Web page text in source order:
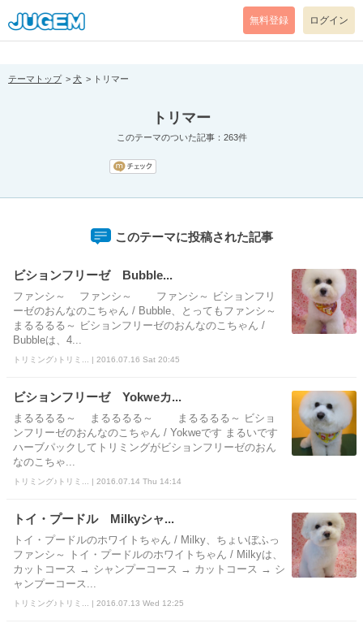
[pear_error: message="Success" code=0 mode=return level=notice
prefix="" info=""]
無料登録 ログイン
テーマトップ 犬 トリマー
トリマー
このテーマのついた記事：263件
このテーマに投稿された記事
ビションフリーゼ Bubble...
ファンシ～ ファンシ～ ファンシ～ ビションフリ
ーゼのおんなのこちゃん / Bubble、とってもファンシ～
まるるるる～ ビションフリーゼのおんなのこちゃん /
Bubbleは、4...
トリミング♪トリミ... | 2016.07.16 Sat 20:45
ビションフリーゼ Yokweカ...
まるるるる～ まるるるる～ まるるるる～ ビショ
ンフリーゼのおんなのこちゃん / Yokweです まるいです
ハーブパックしてトリミングがビションフリーゼのおん
なのこちゃ...
トリミング♪トリミ... | 2016.07.14 Thu 14:14
トイ・プードル Milkyシャ...
トイ・プードルのホワイトちゃん / Milky、ちょいぼふっ
ファンシ～ トイ・プードルのホワイトちゃん / Milkyは、
カットコース → シャンプーコース → カットコース → シ
ャンプーコース...
トリミング♪トリミ... | 2016.07.13 Wed 12:25